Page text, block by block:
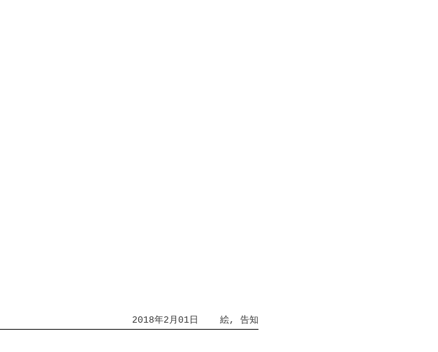
2018年2月01日 絵, 告知